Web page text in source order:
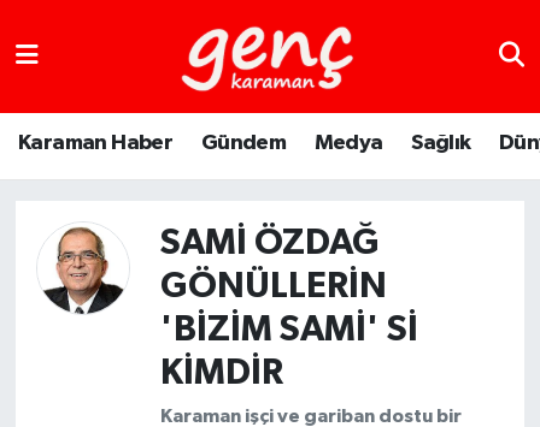
Karaman Haber Gündem Medya Sağlık
SAMI ÖZDAĞ
GÖNÜLLERIN
'BIZIM SAMI' SI
KIMDIR
Karaman işçi ve gariban dostu bir